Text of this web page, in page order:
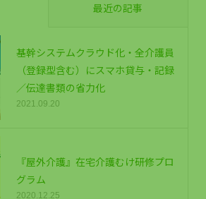
最近の記事
基幹システムクラウド化・全介護員
（登録型含む）にスマホ貸与・記録
／伝達書類の省力化
2021.09.20
『屋外介護』在宅介護むけ研修プロ
グラム
2020.12.25